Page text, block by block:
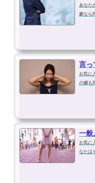
あなた
豪なら
客と
言っ
お気に
の嬢も
るで
一般
お気に
なたは
も一